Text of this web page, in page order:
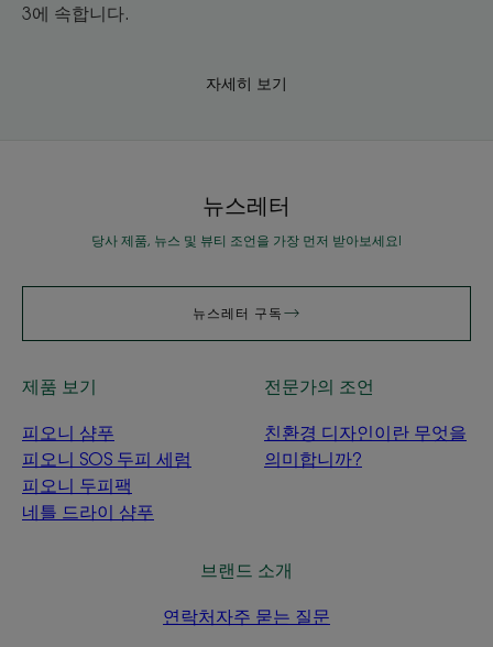
3에 속합니다.
자세히 보기
뉴스레터
당사 제품, 뉴스 및 뷰티 조언을 가장 먼저 받아보세요!
뉴스레터 구독
제품 보기
피오니 샴푸
피오니 SOS 두피 세럼
피오니 두피팩
네틀 드라이 샴푸
전문가의 조언
친환경 디자인이란 무엇을
의미합니까?
브랜드 소개
연락처자주 묻는 질문